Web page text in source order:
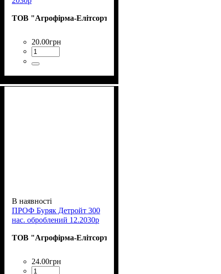
ТОВ "Агрофірма-Елітсортнасіння"
20.00грн
В наявності
ПРОФ Буряк Детройт 300
нас. оброблений 12.2030р
ТОВ "Агрофірма-Елітсортнасіння"
24.00грн